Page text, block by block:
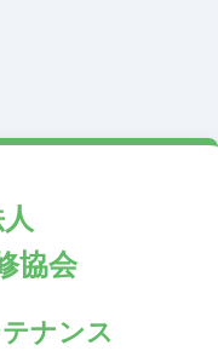
協会
ナンス